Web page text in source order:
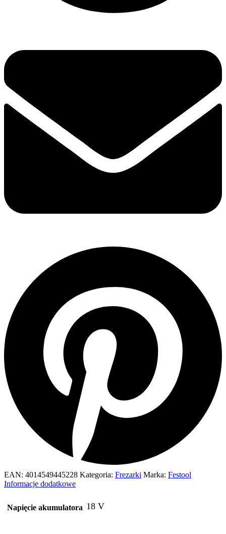
EAN: 4014549445228 Kategoria: Frezarki Marka: Festool
Informacje dodatkowe
Napięcie akumulatora 18 V